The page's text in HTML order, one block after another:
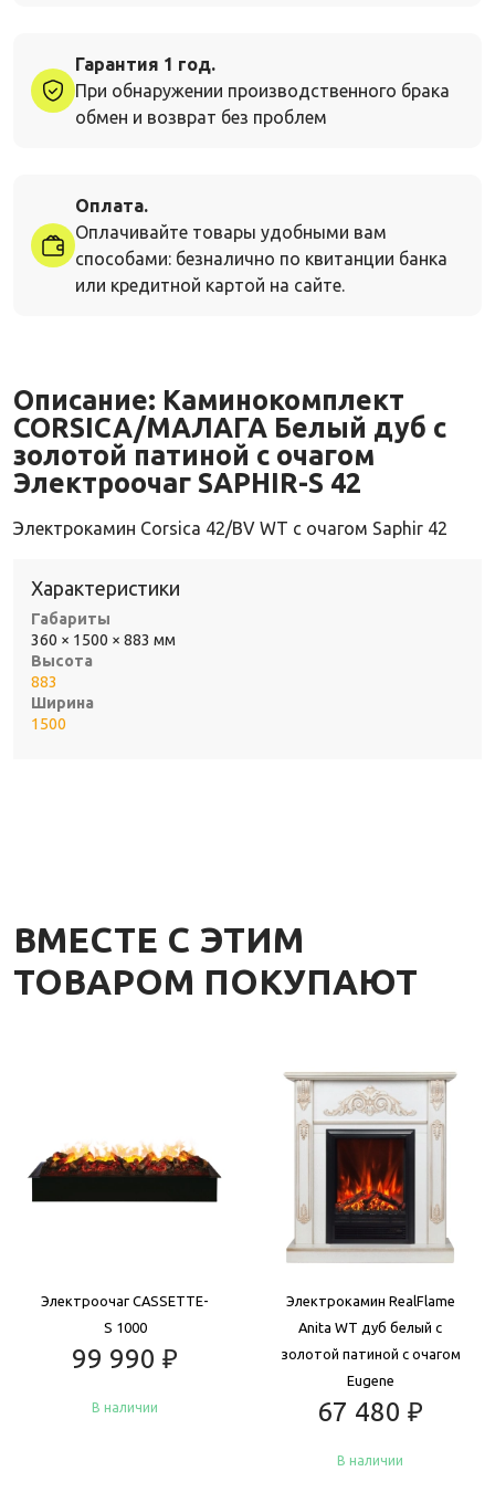
Гарантия 1 год.
При обнаружении производственного брака
обмен и возврат без проблем
Оплата.
Оплачивайте товары удобными вам
способами: безналично по квитанции банка
или кредитной картой на сайте.
Описание: Каминокомплект
CORSICA/МАЛАГА Белый дуб с
золотой патиной с очагом
Электроочаг SAPHIR-S 42
Электрокамин Corsica 42/BV WT с очагом Saphir 42
Характеристики
Габариты
360 × 1500 × 883 мм
Высота
883
Ширина
1500
ВМЕСТЕ С ЭТИМ
ТОВАРОМ ПОКУПАЮТ
Электроочаг CASSETTE-
S 1000
99 990 ₽
В наличии
Электрокамин RealFlame
Anita WT дуб белый с
золотой патиной с очагом
Eugene
67 480 ₽
В наличии